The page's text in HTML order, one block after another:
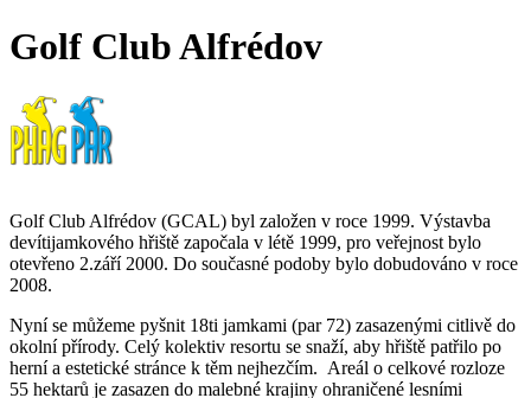
Golf Club Alfrédov
Golf Club Alfrédov (GCAL) byl založen v roce 1999. Výstavba
devítijamkového hřiště započala v létě 1999, pro veřejnost bylo
otevřeno 2.září 2000. Do současné podoby bylo dobudováno v roce
2008.
Nyní se můžeme pyšnit 18ti jamkami (par 72) zasazenými citlivě do
okolní přírody. Celý kolektiv resortu se snaží, aby hřiště patřilo po
herní a estetické stránce k těm nejhezčím. Areál o celkové rozloze
55 hektarů je zasazen do malebné krajiny ohraničené lesními